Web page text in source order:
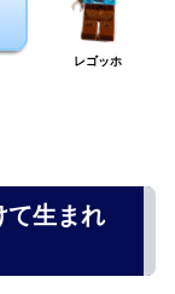
レゴッホ
生まれ